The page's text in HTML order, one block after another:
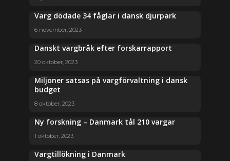
Varg dödade 34 fåglar i dansk djurpark
6 november, 2023
Danskt vargbråk efter forskarrapport
20 oktober, 2023
Miljoner satsas på vargförvaltning i dansk
budget
8 oktober, 2023
Ny forskning – Danmark tål 210 vargar
1 oktober, 2023
Vargtillökning i Danmark